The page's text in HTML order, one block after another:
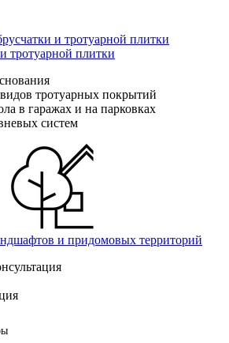
тротуарной плитки
тротуарных покрытий
в гаражах и на парковках
систем
и придомовых территорий